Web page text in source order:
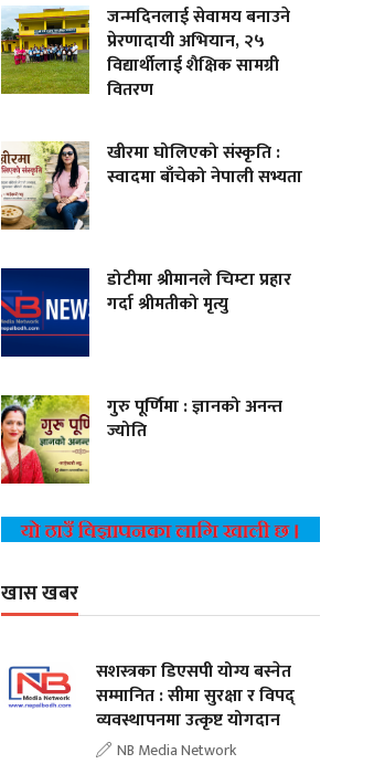
जन्मदिनलाई सेवामय बनाउने
प्रेरणादायी अभियान, २५
विद्यार्थीलाई शैक्षिक सामग्री
वितरण
खीरमा घोलिएको संस्कृति :
स्वादमा बाँचेको नेपाली सभ्यता
डोटीमा श्रीमानले चिम्टा प्रहार
गर्दा श्रीमतीको मृत्यु
गुरु पूर्णिमा : ज्ञानको अनन्त
ज्योति
खास खबर
सशस्त्रका डिएसपी योग्य बस्नेत
सम्मानित : सीमा सुरक्षा र विपद्
व्यवस्थापनमा उत्कृष्ट योगदान
NB Media Network